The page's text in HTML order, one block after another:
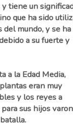
tiene un
que ha sido
mundo, y se ha
a su fuerte y
a la Edad Media,
eran muy
y los reyes a
sus hijos